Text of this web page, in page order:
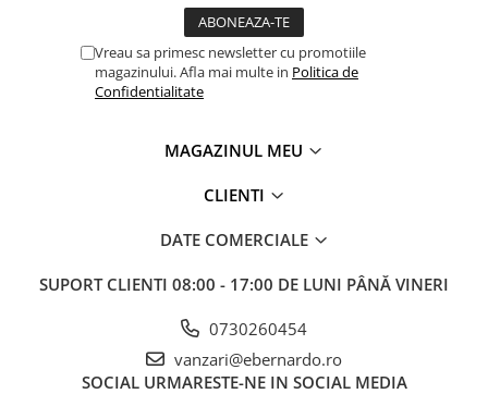
Vreau sa primesc newsletter cu promotiile
magazinului. Afla mai multe in Politica de
Confidentialitate
MAGAZINUL MEU
CLIENTI
DATE COMERCIALE
SUPORT CLIENTI 08:00 - 17:00 DE LUNI PÂNĂ VINERI
0730260454
vanzari@ebernardo.ro
SOCIAL URMARESTE-NE IN SOCIAL MEDIA